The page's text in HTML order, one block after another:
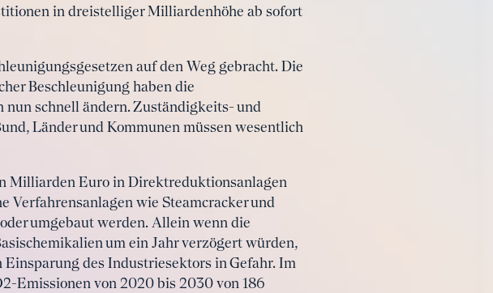
in dreistelliger Milliardenhöhe ab sofort
auf den Weg gebracht. Die
Beschleunigung haben die
schnell ändern. Zuständigkeits- und
Länder und Kommunen müssen wesentlich
Milliarden Euro in Direktreduktionsanlagen
Verfahrensanlagen wie Steamcracker und
umgebaut werden. Allein wenn die
um ein Jahr verzögert würden,
des Industriesektors in Gefahr. Im
Emissionen von 2020 bis 2030 von 186